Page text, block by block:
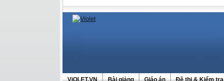
ViOLET.VN Bài giảng Giáo án Đề thi & Kiểm tra